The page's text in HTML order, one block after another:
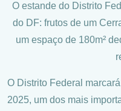
O estande do Distrito
do DF: frutos de um
um espaço de 180m²
O Distrito Federal
2025, um dos mais